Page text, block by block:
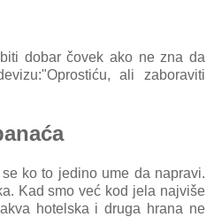
dobar čovek ako ne zna da
ali zaboraviti
ko to jedino ume da napravi.
Kad smo već kod jela najviše
hotelska i druga hrana ne